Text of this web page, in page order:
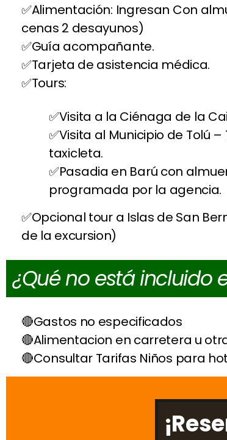
Alimentación: Ingresan Con
cenas 2 desayunos)
Guía acompañante.
Tarjeta de asistencia médica.
Tours:
Visita a la Ciénaga de la
Visita al Municipio de Tolú
taxicleta.
Pasadia en Barú con
programada por la agencia.
Opcional tour a Islas de San
de la excursion)
¿Qué no está incluido
Gastos no especificados
Alimentacion en carretera u
Consultar Tarifas Niños para